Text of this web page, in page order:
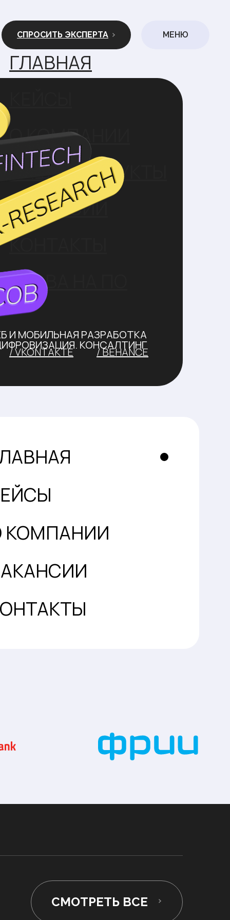
СПРОСИТЬ ЭКСПЕРТА
/ VKONTAKTE / BEHANCE
ГЛАВНАЯ
НАШИ ПРОДУКТЫ
О КОМПАНИИ
ВАКАНСИИ
КОНТАКТЫ
ПРАВА НА ПО
МЕНЮ
И МОБИЛЬНАЯ РАЗРАБОТКА
КОНСАЛТИНГ
КОМПАНИИ
СМОТРЕТЬ ВСЕ